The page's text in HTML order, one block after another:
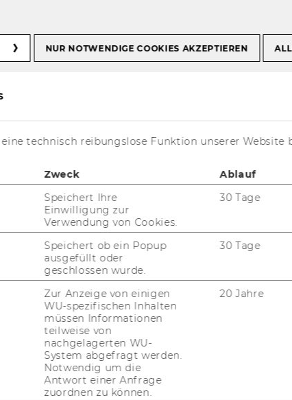
in European
NUR NOTWENDIGE COOKIES AKZEPTIEREN
technisch reibungslose Funktion unserer Website
Zweck Ablauf
Speichert Ihre
Einwilligung zur
Verwendung von Cookies.
30 Tage
Speichert ob ein Popup
ausgefüllt oder
geschlossen wurde.
30 Tage
Zur Anzeige von einigen
WU-spezifischen Inhalten
müssen Informationen
teilweise von
nachgelagerten WU-
System abgefragt werden.
Notwendig um die
Antwort einer Anfrage
zuordnen zu können.
20 Jahre